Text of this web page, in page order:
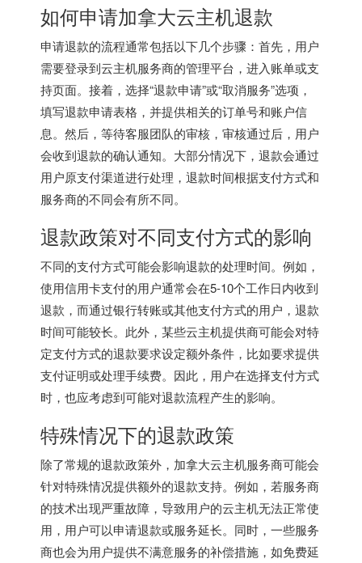
如何申请加拿大云主机退款
申请退款的流程通常包括以下几个步骤：首先，用户
需要登录到云主机服务商的管理平台，进入账单或支
持页面。接着，选择“退款申请”或“取消服务”选项，
填写退款申请表格，并提供相关的订单号和账户信
息。然后，等待客服团队的审核，审核通过后，用户
会收到退款的确认通知。大部分情况下，退款会通过
用户原支付渠道进行处理，退款时间根据支付方式和
服务商的不同会有所不同。
退款政策对不同支付方式的影响
不同的支付方式可能会影响退款的处理时间。例如，
使用信用卡支付的用户通常会在5-10个工作日内收到
退款，而通过银行转账或其他支付方式的用户，退款
时间可能较长。此外，某些云主机提供商可能会对特
定支付方式的退款要求设定额外条件，比如要求提供
支付证明或处理手续费。因此，用户在选择支付方式
时，也应考虑到可能对退款流程产生的影响。
特殊情况下的退款政策
除了常规的退款政策外，加拿大云主机服务商可能会
针对特殊情况提供额外的退款支持。例如，若服务商
的技术出现严重故障，导致用户的云主机无法正常使
用，用户可以申请退款或服务延长。同时，一些服务
商也会为用户提供不满意服务的补偿措施，如免费延